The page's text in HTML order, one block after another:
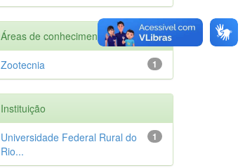
Áreas de conhecimento
1
Zootecnia
Instituição
1
Universidade Federal Rural do
Rio...